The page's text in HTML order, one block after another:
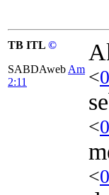
TB ITL ©
SABDAweb Am
2:11
<
<
<